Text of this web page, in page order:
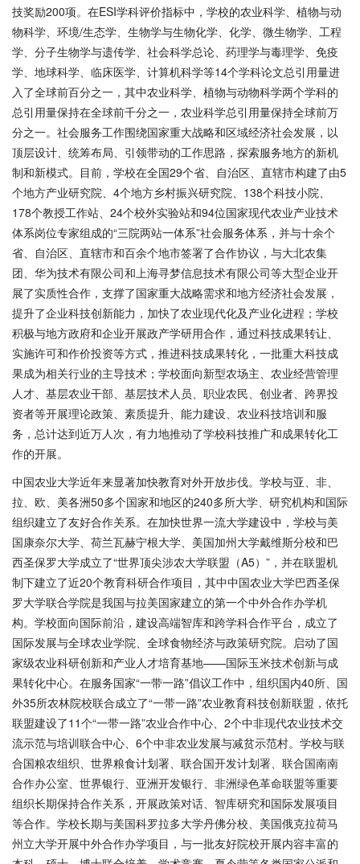
技奖励200项。在ESI学科评价指标中，学校的农业科学、植物与动
物科学、环境/生态学、生物学与生物化学、化学、微生物学、工程
学、分子生物学与遗传学、社会科学总论、药理学与毒理学、免疫
学、地球科学、临床医学、计算机科学等14个学科论文总引用量进
入了全球前百分之一，其中农业科学、植物与动物科学两个学科的
总引用量保持在全球前千分之一，农业科学总引用量保持全球前万
分之一。社会服务工作围绕国家重大战略和区域经济社会发展，以
顶层设计、统筹布局、引领带动的工作思路，探索服务地方的新机
制和新模式。目前，学校在全国29个省、自治区、直辖市构建了由5
个地方产业研究院、4个地方乡村振兴研究院、138个科技小院、
178个教授工作站、24个校外实验站和94位国家现代农业产业技术
体系岗位专家组成的“三院两站一体系”社会服务体系，并与十余个
省、自治区、直辖市和百余个地市签署了合作协议，与大北农集
团、华为技术有限公司和上海寻梦信息技术有限公司等大型企业开
展了实质性合作，支撑了国家重大战略需求和地方经济社会发展，
提升了企业科技创新能力，加快了农业现代化及产业化进程；学校
积极与地方政府和企业开展政产学研用合作，通过科技成果转让、
实施许可和作价投资等方式，推进科技成果转化，一批重大科技成
果成为相关行业的主导技术；学校面向新型农场主、农业经营管理
人才、基层农业干部、基层技术人员、职业农民、创业者、跨界投
资者等开展理论政策、素质提升、能力建设、农业科技培训和服
务，总计达到近万人次，有力地推动了学校科技推广和成果转化工
作的开展。
中国农业大学近年来显著加快教育对外开放步伐。学校与亚、非、
拉、欧、美各洲50多个国家和地区的240多所大学、研究机构和国际
组织建立了友好合作关系。在加快世界一流大学建设中，学校与美
国康奈尔大学、荷兰瓦赫宁根大学、美国加州大学戴维斯分校和巴
西圣保罗大学成立了“世界顶尖涉农大学联盟（A5）”，并在联盟机
制下建立了近20个教育科研合作项目，其中中国农业大学巴西圣保
罗大学联合学院是我国与拉美国家建立的第一个中外合作办学机
构。学校面向国际前沿，建设高端智库和跨学科合作平台，成立了
国际发展与全球农业学院、全球食物经济与政策研究院。启动了国
家级农业科研创新和产业人才培育基地——国际玉米技术创新与成
果转化中心。在服务国家“一带一路”倡议工作中，组织国内40所、国
外35所农林院校联合成立了“一带一路”农业教育科技创新联盟，依托
联盟建设了11个“一带一路”农业合作中心、2个中非现代农业技术交
流示范与培训联合中心、6个中非农业发展与减贫示范村。学校与联
合国粮农组织、世界粮食计划署、联合国开发计划署、联合国南南
合作办公室、世界银行、亚洲开发银行、非洲绿色革命联盟等重要
组织长期保持合作关系，开展政策对话、智库研究和国际发展项目
等合作。学校长期与美国科罗拉多大学丹佛分校、美国俄克拉荷马
州立大学开展中外合作办学项目，与一批友好院校开展内容丰富的